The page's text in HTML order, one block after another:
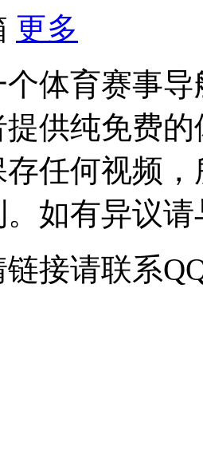
更多
体育赛事
供纯免费
任何视频
如有异议
接请联系